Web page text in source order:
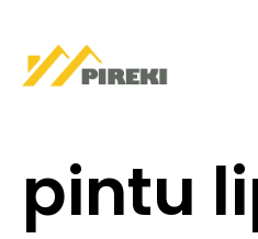
pintu